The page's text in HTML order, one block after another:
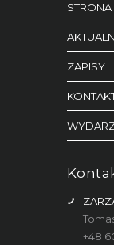
ZAPISY
+48